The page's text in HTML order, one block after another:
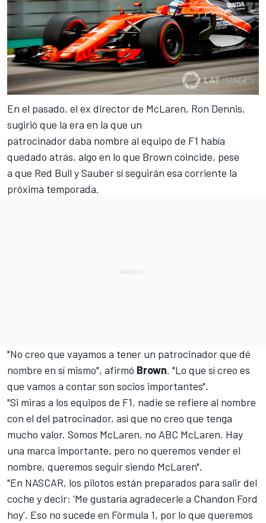
En el pasado, el ex director de McLaren, Ron Dennis,
sugirió que la era en la que un
patrocinador daba nombre al equipo de F1 había
quedado atrás, algo en lo que Brown coincide, pese
a que Red Bull y Sauber sí seguirán esa corriente la
próxima temporada.
"No creo que vayamos a tener un patrocinador que dé
nombre en sí mismo", afirmó Brown. "Lo que sí creo es
que vamos a contar son socios importantes".
"Si miras a los equipos de F1, nadie se refiere al nombre
con el del patrocinador, así que no creo que tenga
mucho valor. Somos McLaren, no ABC McLaren. Hay
una marca importante, pero no queremos vender el
nombre, queremos seguir siendo McLaren".
"En NASCAR, los pilotos están preparados para salir del
coche y decir: 'Me gustaría agradecerle a Chandon Ford
hoy'. Eso no sucede en Fórmula 1, por lo que queremos